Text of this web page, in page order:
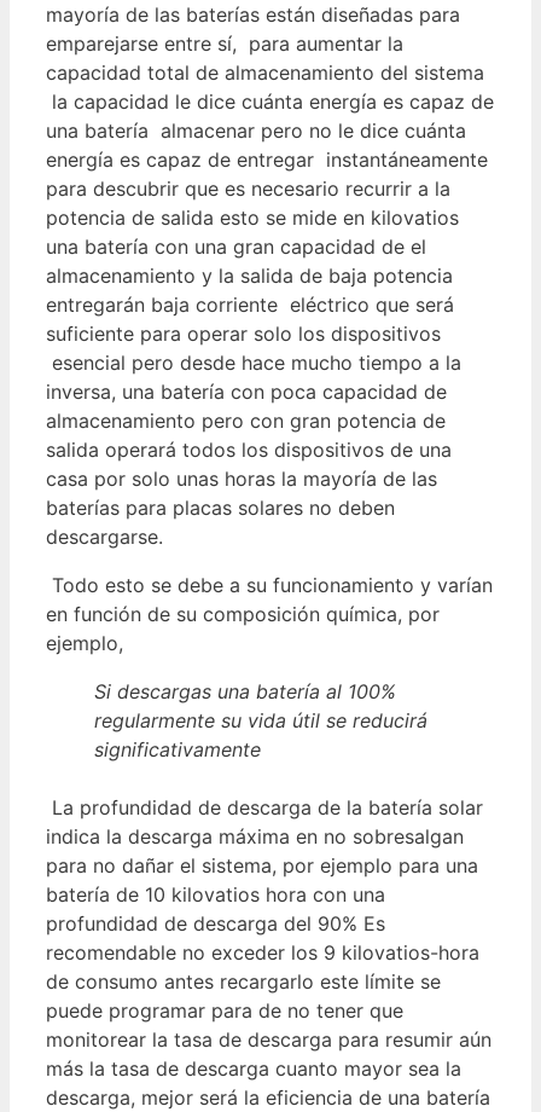
mayoría de las baterías están diseñadas para
emparejarse entre sí, para aumentar la
capacidad total de almacenamiento del sistema
la capacidad le dice cuánta energía es capaz de
una batería almacenar pero no le dice cuánta
energía es capaz de entregar instantáneamente
para descubrir que es necesario recurrir a la
potencia de salida esto se mide en kilovatios
una batería con una gran capacidad de el
almacenamiento y la salida de baja potencia
entregarán baja corriente eléctrico que será
suficiente para operar solo los dispositivos
esencial pero desde hace mucho tiempo a la
inversa, una batería con poca capacidad de
almacenamiento pero con gran potencia de
salida operará todos los dispositivos de una
casa por solo unas horas la mayoría de las
baterías para placas solares no deben
descargarse.
Todo esto se debe a su funcionamiento y varían
en función de su composición química, por
ejemplo,
Si descargas una batería al 100%
regularmente su vida útil se reducirá
significativamente
La profundidad de descarga de la batería solar
indica la descarga máxima en no sobresalgan
para no dañar el sistema, por ejemplo para una
batería de 10 kilovatios hora con una
profundidad de descarga del 90% Es
recomendable no exceder los 9 kilovatios-hora
de consumo antes recargarlo este límite se
puede programar para de no tener que
monitorear la tasa de descarga para resumir aún
más la tasa de descarga cuanto mayor sea la
descarga, mejor será la eficiencia de una batería